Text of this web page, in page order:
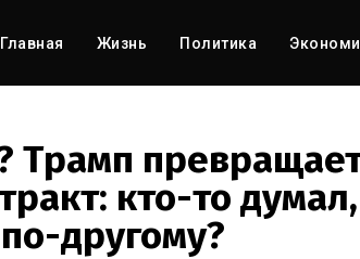
Главная Жизнь Политика
Трамп
кто-то думал,
по-другому?